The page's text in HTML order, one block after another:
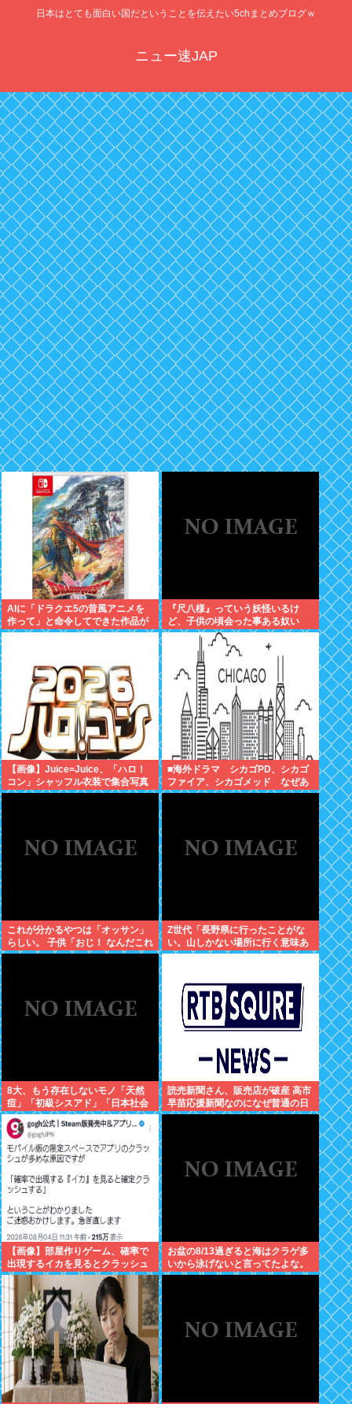
日本はとても面白い国だということを伝えたい5chまとめブログｗ
ニュー速JAP
AIに「ドラクエ5の昔風アニメを
作って」と命令してできた作品が
これ、感想よろ
『尺八様』っていう妖怪いるけ
ど、子供の頃会った事ある奴い
る？？
【画像】Juice=Juice、「ハロ！
コン」シャッフル衣装で集合写真
■海外ドラマ シカゴPD、シカゴ
ファイア、シカゴメッド なぜあ
の人は、あそこまで背負うのか
これが分かるやつは「オッサン」
らしい。 子供「おじ！ なんだこれ
は！」
Z世代「長野県に行ったことがな
い。山しかない場所に行く意味あ
る？」←これ
8大、もう存在しないモノ「天然
痘」「初級シスアド」「日本社会
党」「コンパイル」「AmPm」
「ジャスコ」「共立薬科大学」
読売新聞さん、販売店が破産 高市
早苗応援新聞なのになぜ普通の日
本人は買い支えないの？
【画像】部屋作りゲーム、確率で
出現するイカを見るとクラッシュ
する不具合が発生ｗｗｗ
お盆の8/13過ぎると海はクラゲ多
いから泳げないと言ってたよな。
昔お盆過ぎると寒くなっていたし